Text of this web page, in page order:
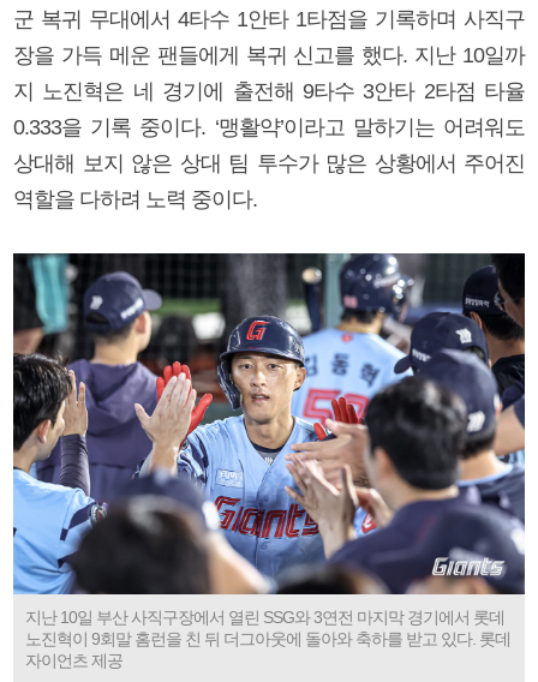
군 복귀 무대에서 4타수 1안타 1타점을 기록하며 사직구
장을 가득 메운 팬들에게 복귀 신고를 했다. 지난 10일까
지 노진혁은 네 경기에 출전해 9타수 3안타 2타점 타율
0.333을 기록 중이다. ‘맹활약’이라고 말하기는 어려워도
상대해 보지 않은 상대 팀 투수가 많은 상황에서 주어진
역할을 다하려 노력 중이다.
지난 10일 부산 사직구장에서 열린 SSG와 3연전 마지막 경기에서 롯데
노진혁이 9회말 홈런을 친 뒤 더그아웃에 돌아와 축하를 받고 있다. 롯데
자이언츠 제공